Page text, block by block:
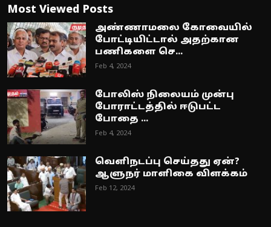
Most Viewed Posts
அண்ணாமலை கோவையில்
போட்டியிட்டால் அதற்கான
பணிகளை செ...
Feb 4, 2024
போலிஸ் நிலையம் முன்பு
போராட்டத்தில் ஈடுபட்ட
போதை ...
Feb 4, 2024
வெளிநடப்பு செய்தது ஏன்?
ஆளுநர் மாளிகை விளக்கம்
Feb 12, 2024